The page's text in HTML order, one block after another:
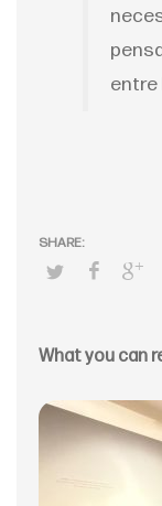
entre
What you can